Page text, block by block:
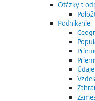
Otázky a
Podnikanie